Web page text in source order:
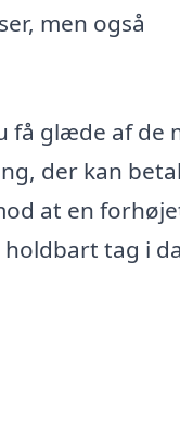
men også
få glæde af de
der kan
at en
tag i